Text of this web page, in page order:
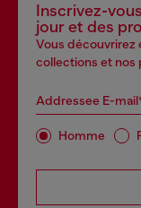
Inscrivez-
jour et des
Vous découvrirez
collections et nos
Addressee E-
Homme